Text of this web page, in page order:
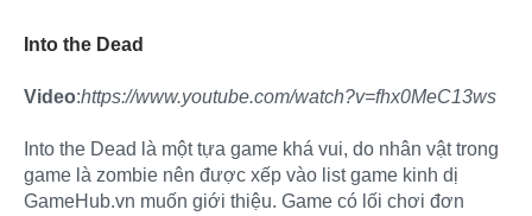
Into the Dead
Video:https://www.youtube.com/watch?v=fhx0MeC13ws
Into the Dead là một tựa game khá vui, do nhân vật trong
game là zombie nên được xếp vào list game kinh dị
GameHub.vn muốn giới thiệu. Game có lối chơi đơn